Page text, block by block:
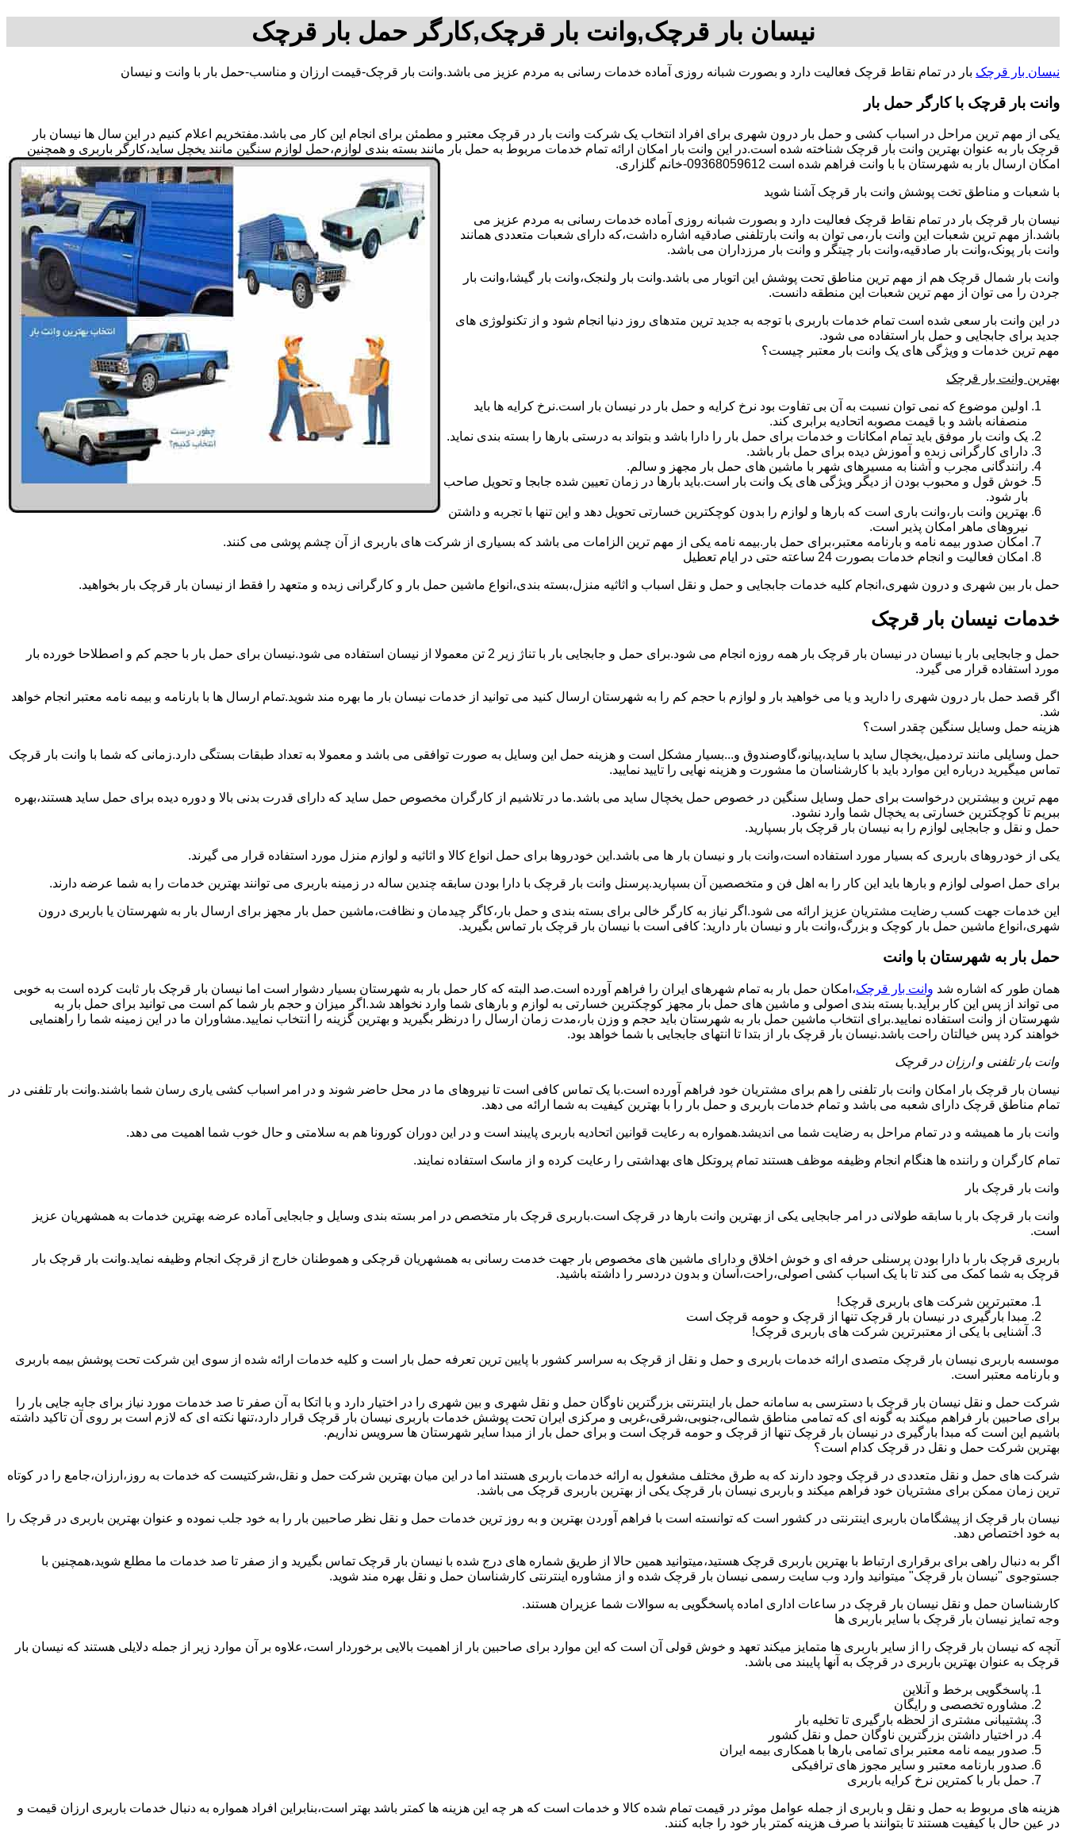
نیسان بار قرچک,وانت بار قرچک,کارگر حمل بار قرچک
نیسان بار قرچک بار در تمام نقاط قرچک فعالیت دارد و بصورت شبانه روزی آماده خدمات رسانی به مردم عزیز می باشد.وانت بار قرچک-قیمت ارزان و مناسب-حمل بار با وانت و نیسان
وانت بار قرچک با کارگر حمل بار
یکی از مهم ترین مراحل در اسباب کشی و حمل بار درون شهری برای افراد انتخاب یک شرکت وانت بار در قرچک معتبر و مطمئن برای انجام این کار می باشد.مفتخریم اعلام کنیم در این سال ها نیسان بار
قرچک بار به عنوان بهترین وانت بار قرچک شناخته شده است.در این وانت بار امکان ارائه تمام خدمات مربوط به حمل بار مانند بسته بندی لوازم،حمل لوازم سنگین مانند یخچل ساید،کارگر باربری و همچنین
امکان ارسال بار به شهرستان با با وانت فراهم شده است 09368059612-خانم گلزاری.
با شعبات و مناطق تخت پوشش وانت بار قرچک آشنا شوید
نیسان بار قرچک بار در تمام نقاط قرچک فعالیت دارد و بصورت شبانه روزی آماده خدمات رسانی به مردم عزیز می
باشد.از مهم ترین شعبات این وانت بار،می توان به وانت بارتلفنی صادقیه اشاره داشت،که دارای شعبات متعددی همانند
وانت بار پونک،وانت بار صادقیه،وانت بار چیتگر و وانت بار مرزداران می باشد.
وانت بار شمال قرچک هم از مهم ترین مناطق تحت پوشش این اتوبار می باشد.وانت بار ولنجک،وانت بار گیشا،وانت بار
جردن را می توان از مهم ترین شعبات این منطقه دانست.
در این وانت بار سعی شده است تمام خدمات باربری با توجه به جدید ترین متدهای روز دنیا انجام شود و از تکنولوژی های
جدید برای جابجایی و حمل بار استفاده می شود.
مهم ترین خدمات و ویژگی های یک وانت بار معتبر چیست؟
بهترین وانت بار قرچک
اولین موضوع که نمی توان نسبت به آن بی تفاوت بود نرخ کرایه و حمل بار در نیسان بار است.نرخ کرایه ها باید
منصفانه باشد و با قیمت مصوبه اتحادیه برابری کند.
یک وانت بار موفق باید تمام امکانات و خدمات برای حمل بار را دارا باشد و بتواند به درستی بارها را بسته بندی نماید.
دارای کارگرانی زبده و آموزش دیده برای حمل بار باشد.
رانندگانی مجرب و آشنا به مسیرهای شهر با ماشین های حمل بار مجهز و سالم.
خوش قول و محبوب بودن از دیگر ویژگی های یک وانت بار است.باید بارها در زمان تعیین شده جابجا و تحویل صاحب
بار شود.
بهترین وانت بار،وانت باری است که بارها و لوازم را بدون کوچکترین خسارتی تحویل دهد و این تنها با تجربه و داشتن
نیروهای ماهر امکان پذیر است.
امکان صدور بیمه نامه و بارنامه معتبر،برای حمل بار.بیمه نامه یکی از مهم ترین الزامات می باشد که بسیاری از شرکت های باربری از آن چشم پوشی می کنند.
امکان فعالیت و انجام خدمات بصورت 24 ساعته حتی در ایام تعطیل
حمل بار بین شهری و درون شهری،انجام کلیه خدمات جابجایی و حمل و نقل اسباب و اثاثیه منزل،بسته بندی،انواع ماشین حمل بار و کارگرانی زبده و متعهد را فقط از نیسان بار قرچک بار بخواهید.
خدمات نیسان بار قرچک
حمل و جابجایی بار با نیسان در نیسان بار قرچک بار همه روزه انجام می شود.برای حمل و جابجایی بار با تناژ زیر 2 تن معمولا از نیسان استفاده می شود.نیسان برای حمل بار با حجم کم و اصطلاحا خورده بار
مورد استفاده قرار می گیرد.
اگر قصد حمل بار درون شهری را دارید و یا می خواهید بار و لوازم با حجم کم را به شهرستان ارسال کنید می توانید از خدمات نیسان بار ما بهره مند شوید.تمام ارسال ها با بارنامه و بیمه نامه معتبر انجام خواهد
شد.
هزینه حمل وسایل سنگین چقدر است؟
حمل وسایلی مانند تردمیل،یخچال ساید با ساید،پیانو،گاوصندوق و...بسیار مشکل است و هزینه حمل این وسایل به صورت توافقی می باشد و معمولا به تعداد طبقات بستگی دارد.زمانی که شما با وانت بار قرچک
تماس میگیرید درباره این موارد باید با کارشناسان ما مشورت و هزینه نهایی را تایید نمایید.
مهم ترین و بیشترین درخواست برای حمل وسایل سنگین در خصوص حمل یخچال ساید می باشد.ما در تلاشیم از کارگران مخصوص حمل ساید که دارای قدرت بدنی بالا و دوره دیده برای حمل ساید هستند،بهره
ببریم تا کوچکترین خسارتی به یخچال شما وارد نشود.
حمل و نقل و جابجایی لوازم را به نیسان بار قرچک بار بسپارید.
یکی از خودروهای باربری که بسیار مورد استفاده است،وانت بار و نیسان بار ها می باشد.این خودروها برای حمل انواع کالا و اثاثیه و لوازم منزل مورد استفاده قرار می گیرند.
برای حمل اصولی لوازم و بارها باید این کار را به اهل فن و متخصصین آن بسپارید.پرسنل وانت بار قرچک با دارا بودن سابقه چندین ساله در زمینه باربری می توانند بهترین خدمات را به شما عرضه دارند.
این خدمات جهت کسب رضایت مشتریان عزیز ارائه می شود.اگر نیاز به کارگر خالی برای بسته بندی و حمل بار،کاگر چیدمان و نظافت،ماشین حمل بار مجهز برای ارسال بار به شهرستان یا باربری درون
شهری،انواع ماشین حمل بار کوچک و بزرگ،وانت بار و نیسان بار دارید: کافی است با نیسان بار قرچک بار تماس بگیرید.
حمل بار به شهرستان با وانت
همان طور که اشاره شد وانت بار قرچک،امکان حمل بار به تمام شهرهای ایران را فراهم آورده است.صد البته که کار حمل بار به شهرستان بسیار دشوار است اما نیسان بار قرچک بار ثابت کرده است به خوبی
می تواند از پس این کار برآید.با بسته بندی اصولی و ماشین های حمل بار مجهز کوچکترین خسارتی به لوازم و بارهای شما وارد نخواهد شد.اگر میزان و حجم بار شما کم است می توانید برای حمل بار به
شهرستان از وانت استفاده نمایید.برای انتخاب ماشین حمل بار به شهرستان باید حجم و وزن بار،مدت زمان ارسال را درنظر بگیرید و بهترین گزینه را انتخاب نمایید.مشاوران ما در این زمینه شما را راهنمایی
خواهند کرد پس خیالتان راحت باشد.نیسان بار قرچک بار از بتدا تا انتهای جابجایی با شما خواهد بود.
وانت بار تلفنی و ارزان در قرچک
نیسان بار قرچک بار امکان وانت بار تلفنی را هم برای مشتریان خود فراهم آورده است.با یک تماس کافی است تا نیروهای ما در محل حاضر شوند و در امر اسباب کشی یاری رسان شما باشند.وانت بار تلفنی در
تمام مناطق قرچک دارای شعبه می باشد و تمام خدمات باربری و حمل بار را با بهترین کیفیت به شما ارائه می دهد.
وانت بار ما همیشه و در تمام مراحل به رضایت شما می اندیشد.همواره به رعایت قوانین اتحادیه باربری پایبند است و در این دوران کورونا هم به سلامتی و حال خوب شما اهمیت می دهد.
تمام کارگران و راننده ها هنگام انجام وظیفه موظف هستند تمام پروتکل های بهداشتی را رعایت کرده و از ماسک استفاده نمایند.
وانت بار قرچک بار
وانت بار قرچک بار با سابقه طولانی در امر جابجایی یکی از بهترین وانت بارها در قرچک است.باربری قرچک بار متخصص در امر بسته بندی وسایل و جابجایی آماده عرضه بهترین خدمات به همشهریان عزیز
است.
باربری قرچک بار با دارا بودن پرسنلی حرفه ای و خوش اخلاق و دارای ماشین های مخصوص بار جهت خدمت رسانی به همشهریان قرچکی و هموطنان خارج از قرچک انجام وظیفه نماید.وانت بار قرچک بار
قرچک به شما کمک می کند تا با یک اسباب کشی اصولی،راحت،آسان و بدون دردسر را داشته باشید.
معتبرترین شرکت های باربری قرچک!
مبدا بارگیری در نیسان بار قرچک تنها از قرچک و حومه قرچک است
آشنایی با یکی از معتبرترین شرکت های باربری قرچک!
موسسه باربری نیسان بار قرچک متصدی ارائه خدمات باربری و حمل و نقل از قرچک به سراسر کشور با پایین ترین تعرفه حمل بار است و کلیه خدمات ارائه شده از سوی این شرکت تحت پوشش بیمه باربری
و بارنامه معتبر است.
شرکت حمل و نقل نیسان بار قرچک با دسترسی به سامانه حمل بار اینترنتی بزرگترین ناوگان حمل و نقل شهری و بین شهری را در اختیار دارد و با اتکا به آن صفر تا صد خدمات مورد نیاز برای جابه جایی بار را
برای صاحبین بار فراهم میکند به گونه ای که تمامی مناطق شمالی،جنوبی،شرقی،غربی و مرکزی ایران تحت پوشش خدمات باربری نیسان بار قرچک قرار دارد،تنها نکته ای که لازم است بر روی آن تاکید داشته
باشیم این است که مبدا بارگیری در نیسان بار قرچک تنها از قرچک و حومه قرچک است و برای حمل بار از مبدا سایر شهرستان ها سرویس نداریم.
بهترین شرکت حمل و نقل در قرچک کدام است؟
شرکت های حمل و نقل متعددی در قرچک وجود دارند که به طرق مختلف مشغول به ارائه خدمات باربری هستند اما در این میان بهترین شرکت حمل و نقل،شرکتیست که خدمات به روز،ارزان،جامع را در کوتاه
ترین زمان ممکن برای مشتریان خود فراهم میکند و باربری نیسان بار قرچک یکی از بهترین باربری قرچک می باشد.
نیسان بار قرچک از پیشگامان باربری اینترنتی در کشور است که توانسته است با فراهم آوردن بهترین و به روز ترین خدمات حمل و نقل نظر صاحبین بار را به خود جلب نموده و عنوان بهترین باربری در قرچک را
به خود اختصاص دهد.
اگر به دنبال راهی برای برقراری ارتباط با بهترین باربری قرچک هستید،میتوانید همین حالا از طریق شماره های درج شده با نیسان بار قرچک تماس بگیرید و از صفر تا صد خدمات ما مطلع شوید،همچنین با
جستوجوی "نیسان بار قرچک" میتوانید وارد وب سایت رسمی نیسان بار قرچک شده و از مشاوره اینترنتی کارشناسان حمل و نقل بهره مند شوید.
کارشناسان حمل و نقل نیسان بار قرچک در ساعات اداری اماده پاسخگویی به سوالات شما عزیران هستند.
وجه تمایز نیسان بار قرچک با سایر باربری ها
آنچه که نیسان بار قرچک را از سایر باربری ها متمایز میکند تعهد و خوش قولی آن است که این موارد برای صاحبین بار از اهمیت بالایی برخوردار است،علاوه بر آن موارد زیر از جمله دلایلی هستند که نیسان بار
قرچک به عنوان بهترین باربری در قرچک به آنها پایبند می باشد.
پاسخگویی برخط و آنلاین
مشاوره تخصصی و رایگان
پشتیبانی مشتری از لحظه بارگیری تا تخلیه بار
در اختیار داشتن بزرگترین ناوگان حمل و نقل کشور
صدور بیمه نامه معتبر برای تمامی بارها با همکاری بیمه ایران
صدور بارنامه معتبر و سایر مجوز های ترافیکی
حمل بار با کمترین نرخ کرایه باربری
هزینه های مربوط به حمل و نقل و باربری از جمله عوامل موثر در قیمت تمام شده کالا و خدمات است که هر چه این هزینه ها کمتر باشد بهتر است،بنابراین افراد همواره به دنبال خدمات باربری ارزان قیمت و
در عین حال با کیفیت هستند تا بتوانند با صرف هزینه کمتر بار خود را جابه کنند.